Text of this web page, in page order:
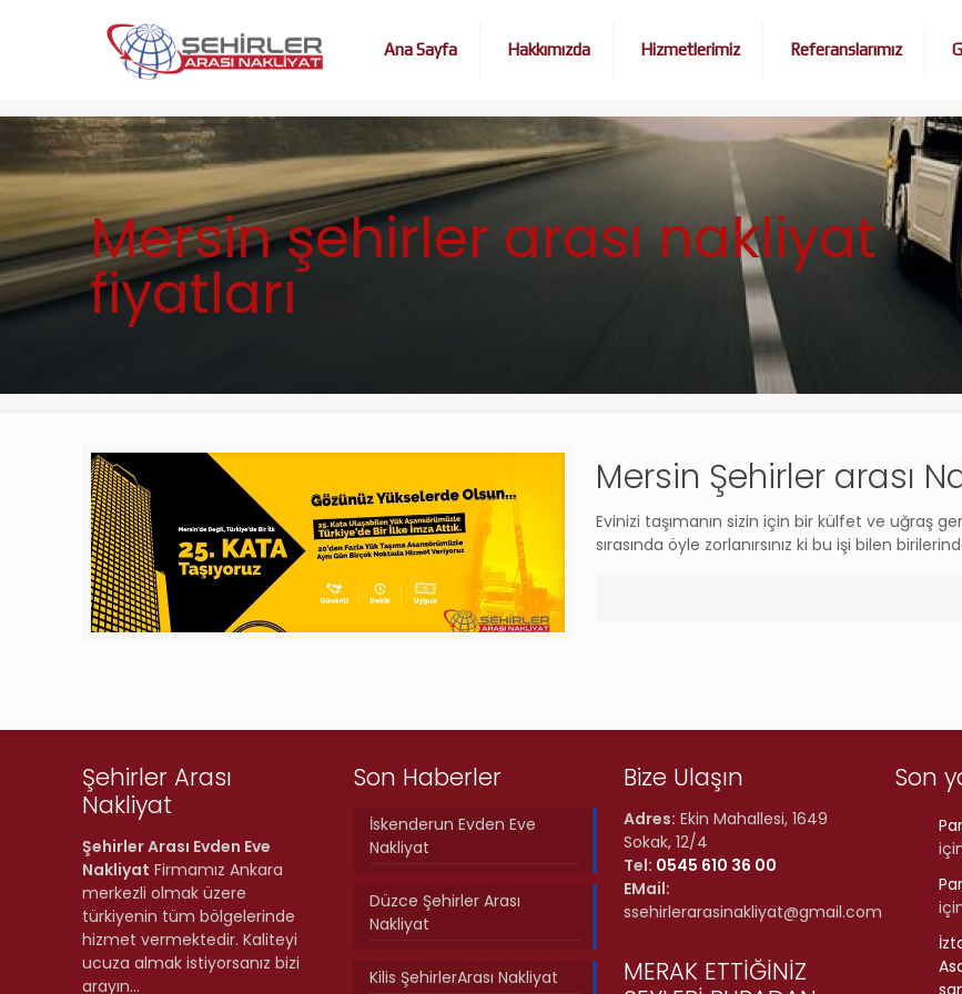
Ana Sayfa Hakkımızda Hizmetlerimiz Referanslarımız
Mersin şehirler arası nakliyat
fiyatları
Mersin Şehirler arası
Evinizi taşımanın sizin için bir külfet ve uğraş
sırasında öyle zorlanırsınız ki bu işi bilen
Şehirler Arası
Nakliyat
Şehirler Arası Evden Eve
Nakliyat Firmamız Ankara
merkezli olmak üzere
türkiyenin tüm bölgelerinde
hizmet vermektedir. Kaliteyi
ucuza almak istiyorsanız bizi
arayın…
Son Haberler
İskenderun Evden Eve
Nakliyat
Düzce Şehirler Arası
Nakliyat
Kilis ŞehirlerArası Nakliyat
Bize Ulaşın
Adres: Ekin Mahallesi, 1649
Sokak, 12/4
Tel: 0545 610 36 00
EMail:
ssehirlerarasinakliyat@gmail.com
MERAK ETTİĞİNİZ
Son